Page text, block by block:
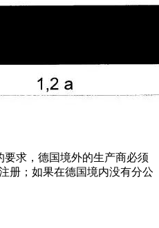
要求，德国境外的生产商必须
册；如果在德国境内没有分公